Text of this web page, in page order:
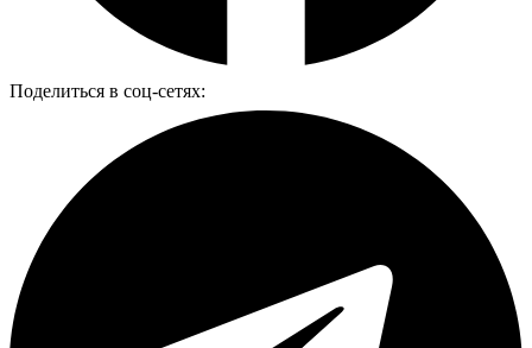
Поделиться в соц-сетях: